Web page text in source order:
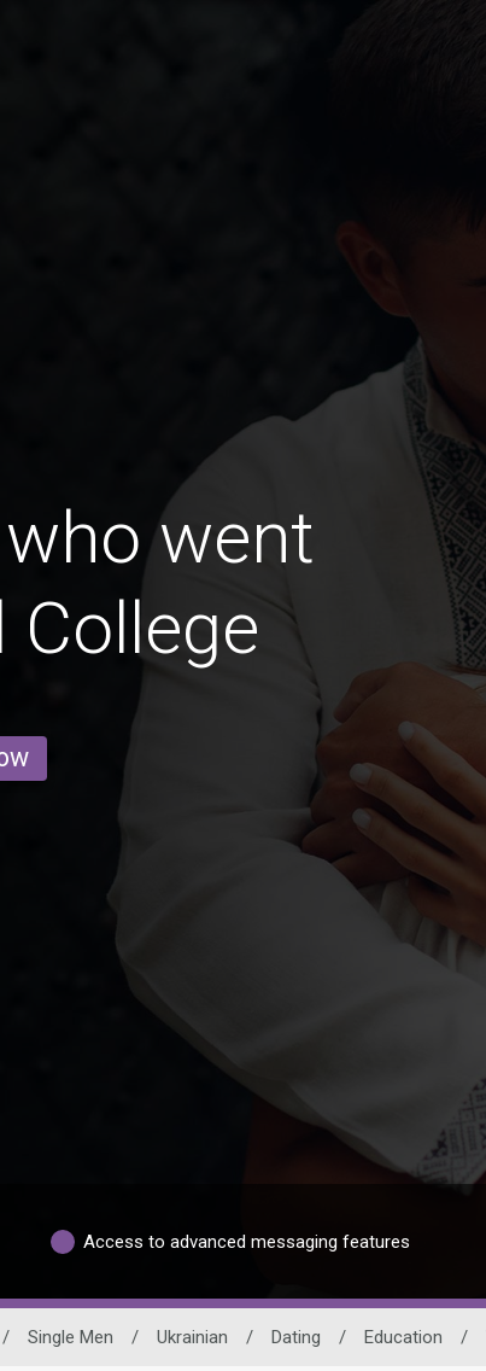
went
Access to advanced messaging features
/ Single Men / Ukrainian / Dating / Education /